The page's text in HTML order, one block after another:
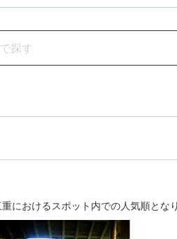
におけるスポット内での人気順とな